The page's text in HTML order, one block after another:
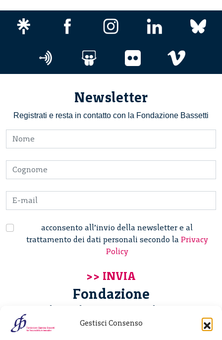
Gestisci Consenso
Newsletter
Registrati e resta in contatto con la Fondazione Bassetti
acconsento all’invio della newsletter e al
trattamento dei dati personali secondo la Privacy
Policy
Fondazione
Giannino Bassetti ETS